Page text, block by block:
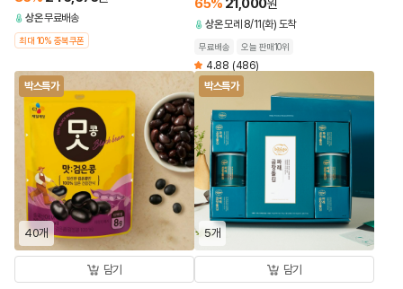
상온무료배송
최대 10% 중복쿠폰
65% 21,000원
상온모레 8/11(화) 도착
무료배송 오늘 판매10위
4.88 (486)
박스특가
40개
담기
박스특가
5개
담기